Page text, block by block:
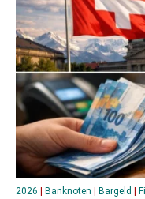
2026 | Banknoten | Bargeld |